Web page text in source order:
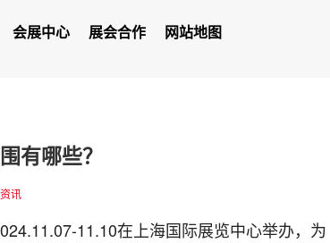
会展中心 展会合作 网站地图
有哪些？
讯
11.10在上海国际展览中心举办，为